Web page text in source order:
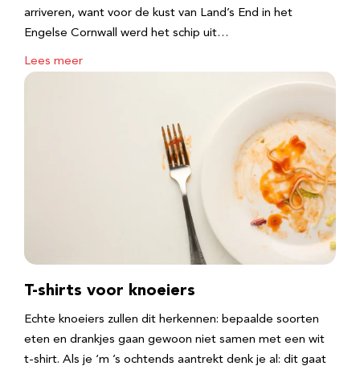
arriveren, want voor de kust van Land’s End in het
Engelse Cornwall werd het schip uit…
Lees meer
T-shirts voor knoeiers
Echte knoeiers zullen dit herkennen: bepaalde soorten
eten en drankjes gaan gewoon niet samen met een wit
t-shirt. Als je ‘m ’s ochtends aantrekt denk je al: dit gaat